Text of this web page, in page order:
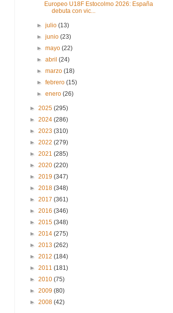
Europeo U18F Estocolmo 2026: España
debuta con vic...
►julio(13)
►junio(23)
►mayo(22)
►abril(24)
►marzo(18)
►febrero(15)
►enero(26)
► 2025 (295)
► 2024 (286)
► 2023 (310)
► 2022 (279)
► 2021 (285)
► 2020 (220)
► 2019 (347)
► 2018 (348)
► 2017 (361)
► 2016 (346)
► 2015 (348)
► 2014 (275)
► 2013 (262)
► 2012 (184)
► 2011 (181)
► 2010 (75)
► 2009 (80)
► 2008 (42)